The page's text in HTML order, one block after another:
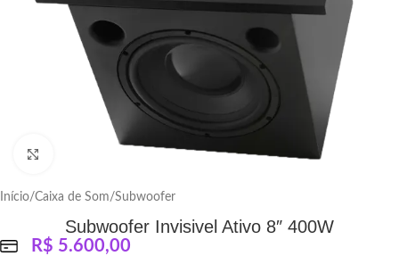
Início/Caixa de Som/Subwoofer
Subwoofer Invisivel Ativo 8″ 400W
R$ 5.600,00